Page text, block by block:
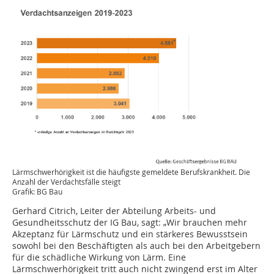
Lärmschwerhörigkeit ist die häufigste gemeldete Berufskrankheit. Die
Anzahl der Verdachtsfälle steigt
Grafik: BG Bau
Gerhard Citrich, Leiter der Abteilung Arbeits- und
Gesundheitsschutz der IG Bau, sagt: „Wir brauchen mehr
Akzeptanz für Lärmschutz und ein stärkeres Bewusstsein
sowohl bei den Beschäftigten als auch bei den Arbeitgebern
für die schädliche Wirkung von Lärm. Eine
Lärmschwerhörigkeit tritt auch nicht zwingend erst im Alter